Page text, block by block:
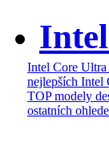
Intel Core
nejlepších Intel
TOP modely
ostatních